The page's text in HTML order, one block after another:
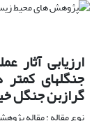
ارزیابی آثار
جنگلهای
گرازبن جنگل